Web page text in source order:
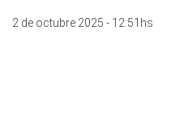
2 de octubre 2025 - 12:51hs